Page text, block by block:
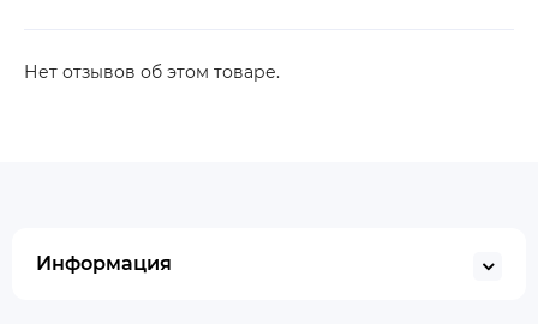
Нет отзывов об этом товаре.
Информация